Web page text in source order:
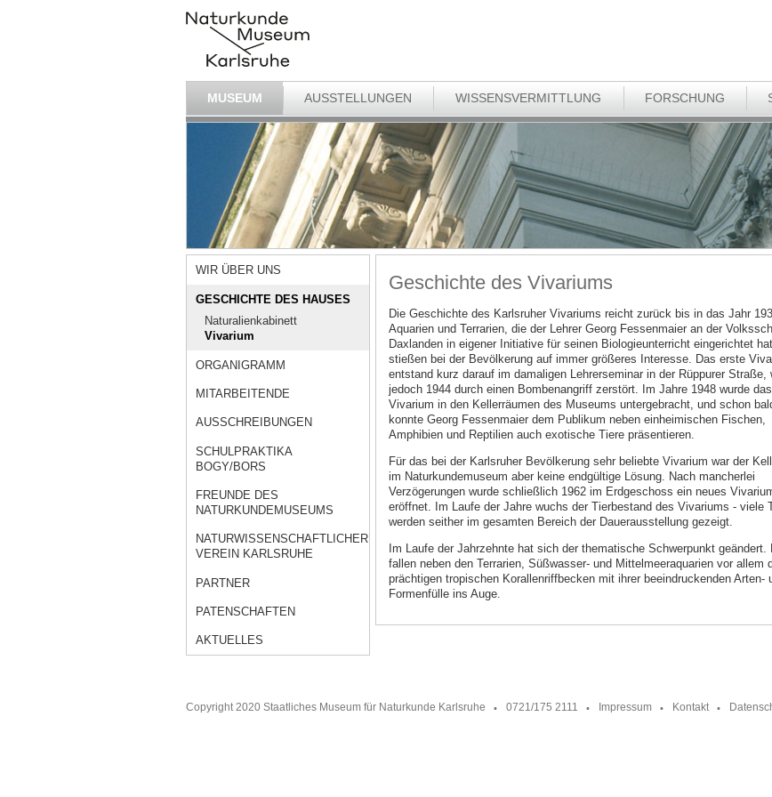
MUSEUM AUSSTELLUNGEN WISSENSVERMITTLUNG FORSCHUNG
WIR ÜBER UNS
GESCHICHTE DES HAUSES
Naturalienkabinett
Vivarium
ORGANIGRAMM
MITARBEITENDE
AUSSCHREIBUNGEN
SCHULPRAKTIKA
BOGY/BORS
FREUNDE DES
NATURKUNDEMUSEUMS
NATURWISSENSCHAFTLICHER
VEREIN KARLSRUHE
PARTNER
PATENSCHAFTEN
AKTUELLES
Geschichte des Vivariums
Die Geschichte des Karlsruher Vivariums reicht zurück bis in das Jahr
Aquarien und Terrarien, die der Lehrer Georg Fessenmaier an der
Daxlanden in eigener Initiative für seinen Biologieunterricht eingerichtet
stießen bei der Bevölkerung auf immer größeres Interesse. Das erste
entstand kurz darauf im damaligen Lehrerseminar in der Rüppurer Straße,
jedoch 1944 durch einen Bombenangriff zerstört. Im Jahre 1948 wurde das
Vivarium in den Kellerräumen des Museums untergebracht, und schon
konnte Georg Fessenmaier dem Publikum neben einheimischen Fischen,
Amphibien und Reptilien auch exotische Tiere präsentieren.
Für das bei der Karlsruher Bevölkerung sehr beliebte Vivarium war der
im Naturkundemuseum aber keine endgültige Lösung. Nach mancherlei
Verzögerungen wurde schließlich 1962 im Erdgeschoss ein neues
eröffnet. Im Laufe der Jahre wuchs der Tierbestand des Vivariums - viele
werden seither im gesamten Bereich der Dauerausstellung gezeigt.
Im Laufe der Jahrzehnte hat sich der thematische Schwerpunkt geändert.
fallen neben den Terrarien, Süßwasser- und Mittelmeeraquarien vor allem
prächtigen tropischen Korallenriffbecken mit ihrer beeindruckenden Arten-
Formenfülle ins Auge.
Copyright 2020 Staatliches Museum für Naturkunde Karlsruhe 0721/175 2111 Impressum Kontakt